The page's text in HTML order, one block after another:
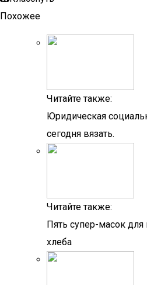
Похожее
Читайте также:
Юридическая
сегодня вязать.
Читайте также:
Пять супер-масок для
хлеба